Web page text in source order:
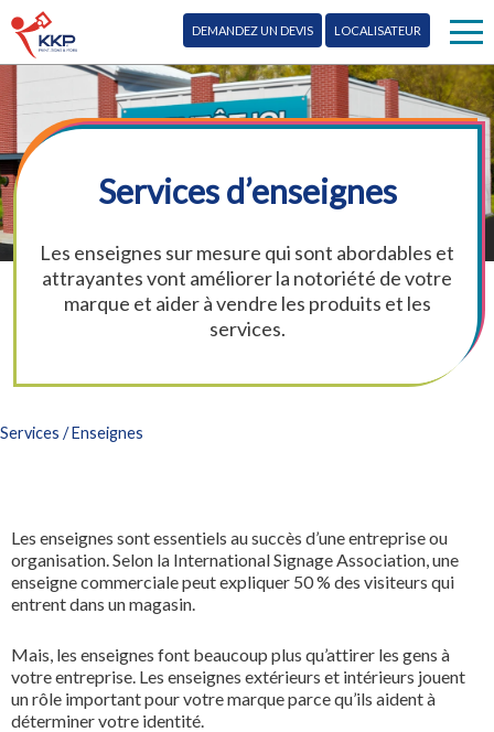
DEMANDEZ UN DEVIS LOCALISATEUR
Publipostage
Impression
Plus de services
Conception
Blog
Services d’enseignes
Les enseignes sur mesure qui sont abordables et
attrayantes vont améliorer la notoriété de votre
marque et aider à vendre les produits et les
services.
Services / Enseignes
Les enseignes sont essentiels au succès d’une entreprise ou
organisation. Selon la International Signage Association, une
enseigne commerciale peut expliquer 50 % des visiteurs qui
entrent dans un magasin.
Mais, les enseignes font beaucoup plus qu’attirer les gens à
votre entreprise. Les enseignes extérieurs et intérieurs jouent
un rôle important pour votre marque parce qu’ils aident à
déterminer votre identité.